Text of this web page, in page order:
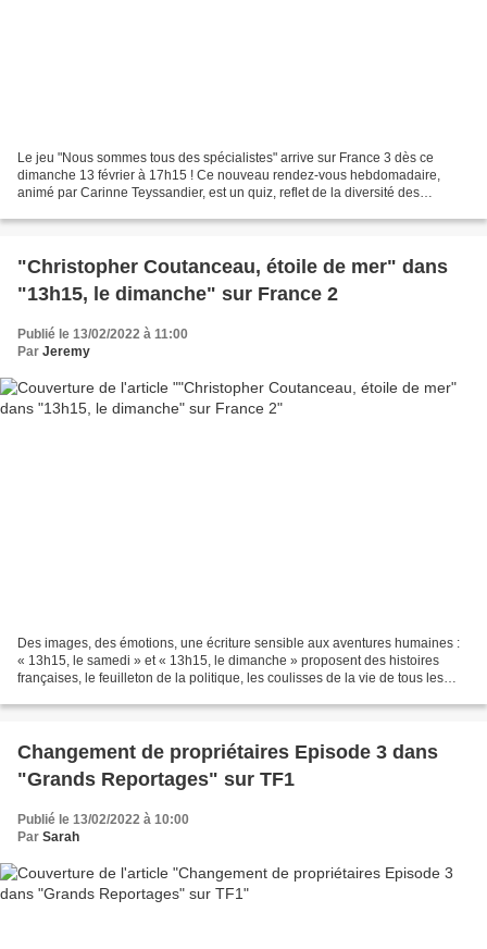
Le jeu "Nous sommes tous des spécialistes" arrive sur France 3 dès ce
dimanche 13 février à 17h15 ! Ce nouveau rendez-vous hebdomadaire,
animé par Carinne Teyssandier, est un quiz, reflet de la diversité des
"Christopher Coutanceau, étoile de mer" dans
"13h15, le dimanche" sur France 2
Publié le 13/02/2022 à 11:00
Par Jeremy
Des images, des émotions, une écriture sensible aux aventures humaines :
« 13h15, le samedi » et « 13h15, le dimanche » proposent des histoires
françaises, le feuilleton de la politique, les coulisses de la vie de tous les
Changement de propriétaires Episode 3 dans
"Grands Reportages" sur TF1
Publié le 13/02/2022 à 10:00
Par Sarah